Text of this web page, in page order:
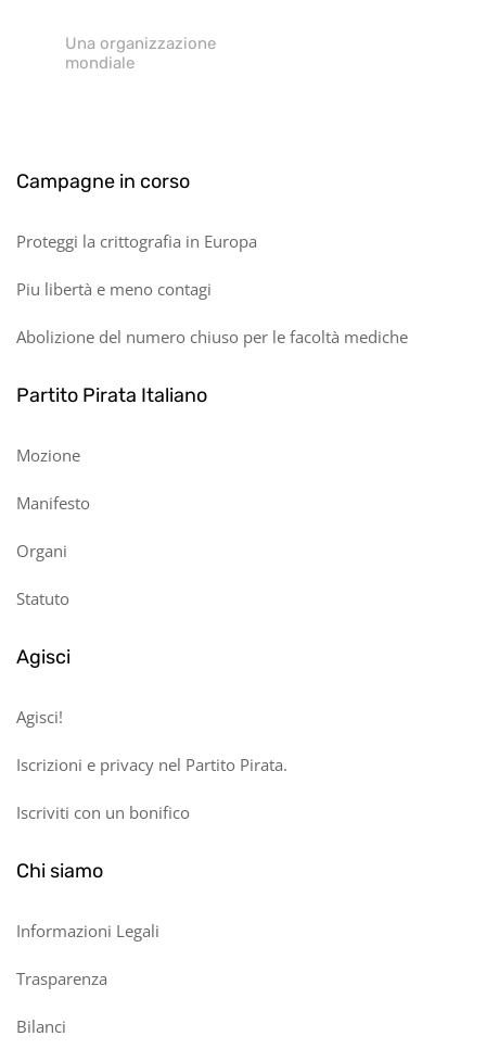
Una organizzazione
mondiale
Campagne in corso
Proteggi la crittografia in Europa
Piu libertà e meno contagi
Abolizione del numero chiuso per le facoltà mediche
Partito Pirata Italiano
Mozione
Manifesto
Organi
Statuto
Agisci
Agisci!
Iscrizioni e privacy nel Partito Pirata.
Iscriviti con un bonifico
Chi siamo
Informazioni Legali
Trasparenza
Bilanci